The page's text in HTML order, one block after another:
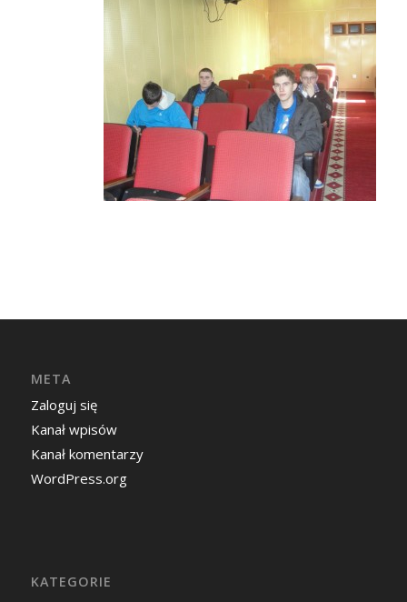
META
Zaloguj się
Kanał wpisów
Kanał komentarzy
WordPress.org
KATEGORIE